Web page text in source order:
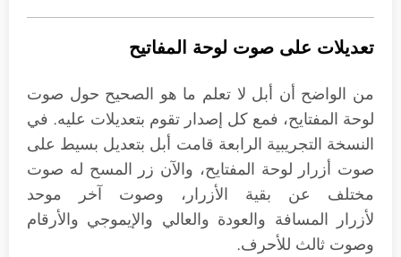
تعديلات على صوت لوحة المفاتيح
من الواضح أن أبل لا تعلم ما هو الصحيح حول صوت
لوحة المفتايح، فمع كل إصدار تقوم بتعديلات عليه. في
النسخة التجريبية الرابعة قامت أبل بتعديل بسيط على
صوت أزرار لوحة المفتايح، والآن زر المسح له صوت
مختلف عن بقية الأزرار، وصوت آخر موحد
لأزرار المسافة والعودة والعالي والإيموجي والأرقام
وصوت ثالث للأحرف.